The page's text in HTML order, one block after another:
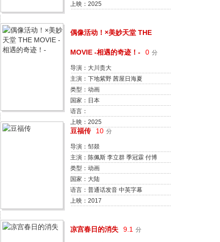
上映：2025
偶像活动！×美妙天堂 THE
MOVIE -相遇的奇迹！- 0 分
导演：大川贵大
主演：下地紫野 茜屋日海夏
类型：动画
国家：日本
语言：
上映：2025
豆福传 10 分
导演：邹燚
主演：陈佩斯 李立群 季冠霖 付博
文
类型：动画
国家：大陆
语言：普通话发音 中英字幕
上映：2017
凉宫春日的消失 9.1 分